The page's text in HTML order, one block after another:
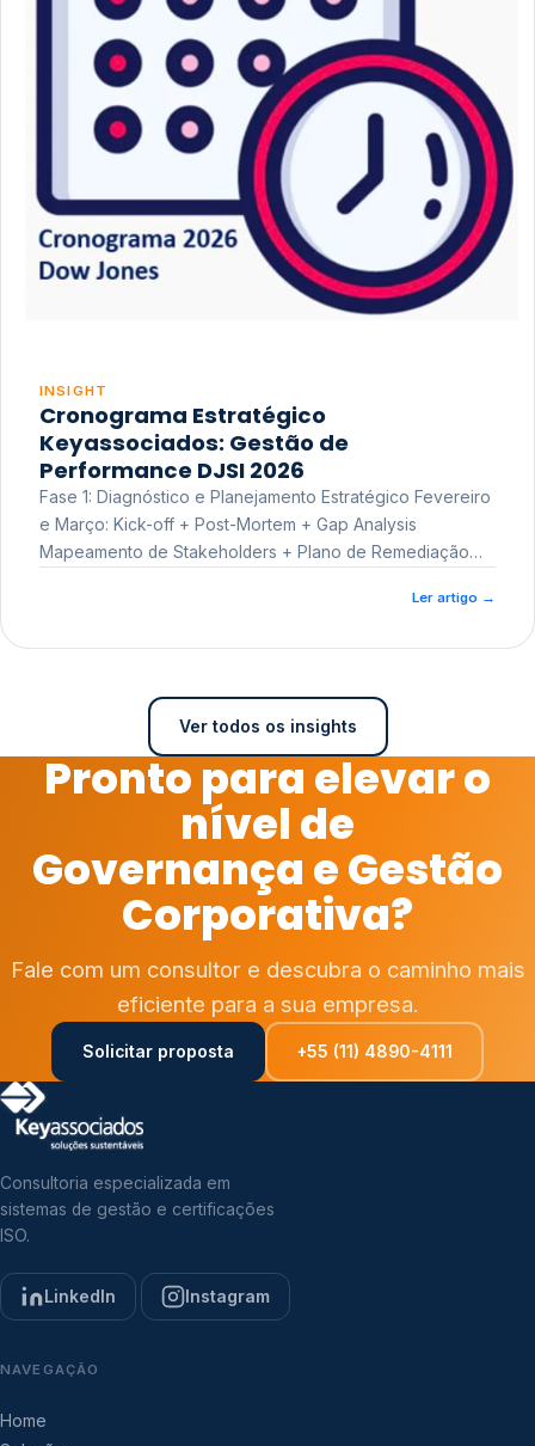
INSIGHT
Cronograma Estratégico
Keyassociados: Gestão de
Performance DJSI 2026
Fase 1: Diagnóstico e Planejamento Estratégico Fevereiro
e Março: Kick-off + Post-Mortem + Gap Analysis
Mapeamento de Stakeholders + Plano de Remediação
Ler artigo →
Ver todos os insights
Pronto para elevar o
nível de
Governança e Gestão
Corporativa?
Fale com um consultor e descubra o caminho mais
eficiente para a sua empresa.
Solicitar proposta +55 (11) 4890-4111
Consultoria especializada em
sistemas de gestão e certificações
ISO.
LinkedIn Instagram
NAVEGAÇÃO
Home